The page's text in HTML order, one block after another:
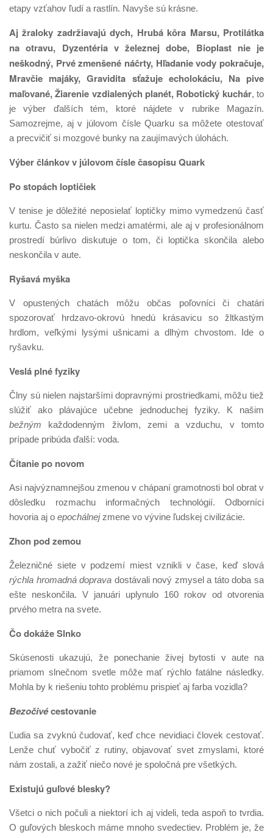
etapy vzťahov ľudí a rastlín. Navyše sú krásne.
Aj žraloky zadržiavajú dych, Hrubá kôra Marsu, Protilátka
na otravu, Dyzentéria v železnej dobe, Bioplast nie je
neškodný, Prvé zmenšené náčrty, Hľadanie vody pokračuje,
Mravčie majáky, Gravidita sťažuje echolokáciu, Na pive
maľované, Žiarenie vzdialených planét, Robotický kuchár, to
je výber ďalších tém, ktoré nájdete v rubrike Magazín.
Samozrejme, aj v júlovom čísle Quarku sa môžete otestovať
a precvičiť si mozgové bunky na zaujímavých úlohách.
Výber článkov v júlovom čísle časopisu Quark
Po stopách loptičiek
V tenise je dôležité neposielať loptičky mimo vymedzenú časť
kurtu. Často sa nielen medzi amatérmi, ale aj v profesionálnom
prostredí búrlivo diskutuje o tom, či loptička skončila alebo
neskončila v aute.
Ryšavá myška
V opustených chatách môžu občas poľovníci či chatári
spozorovať hrdzavo-okrovú hnedú krásavicu so žltkastým
hrdlom, veľkými lysými ušnicami a dlhým chvostom. Ide o
ryšavku.
Veslá plné fyziky
Člny sú nielen najstaršími dopravnými prostriedkami, môžu tiež
slúžiť ako plávajúce učebne jednoduchej fyziky. K našim
bežným každodenným živlom, zemi a vzduchu, v tomto
prípade pribúda ďalší: voda.
Čítanie po novom
Asi najvýznamnejšou zmenou v chápaní gramotnosti bol obrat v
dôsledku rozmachu informačných technológií. Odborníci
hovoria aj o epochálnejzmene vo vývine ľudskej civilizácie.
Zhon pod zemou
Železničné siete v podzemí miest vznikli v čase, keď slová
rýchla hromadná doprava dostávali nový zmysel a táto doba sa
ešte neskončila. V januári uplynulo 160 rokov od otvorenia
prvého metra na svete.
Čo dokáže Slnko
Skúsenosti ukazujú, že ponechanie živej bytosti v aute na
priamom slnečnom svetle môže mať rýchlo fatálne následky.
Mohla by k riešeniu tohto problému prispieť aj farba vozidla?
Bezočivécestovanie
Ľudia sa zvyknú čudovať, keď chce nevidiaci človek cestovať.
Lenže chuť vybočiť z rutiny, objavovať svet zmyslami, ktoré
nám zostali, a zažiť niečo nové je spoločná pre všetkých.
Existujú guľové blesky?
Všetci o nich počuli a niektorí ich aj videli, teda aspoň to tvrdia.
O guľových bleskoch máme mnoho svedectiev. Problém je, že